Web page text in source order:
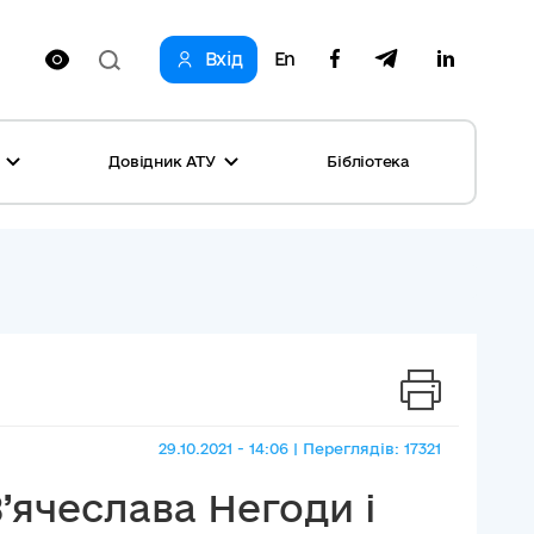
Вхід En
Довідник АТУ Бібліотека
29.10.2021 - 14:06 | Переглядів: 17321
Негоди і